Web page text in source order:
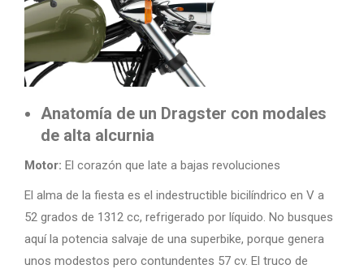
Anatomía de un Dragster con modales
de alta alcurnia
Motor: El corazón que late a bajas revoluciones
El alma de la fiesta es el indestructible bicilíndrico en V a
52 grados de 1312 cc, refrigerado por líquido. No busques
aquí la potencia salvaje de una superbike, porque genera
unos modestos pero contundentes 57 cv. El truco de